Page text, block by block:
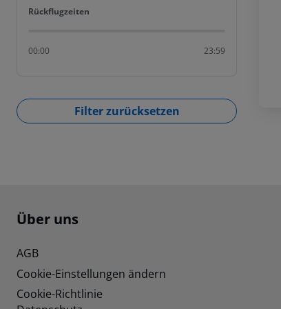
Rückflugzeiten
Rückflugzeiten
00:00 23:59
Filter zurücksetzen
Footer navigation
Über uns
AGB
Cookie-Einstellungen ändern
Cookie-Richtlinie